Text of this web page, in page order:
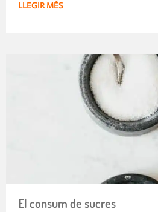
LLEGIR MÉS
El consum de sucres